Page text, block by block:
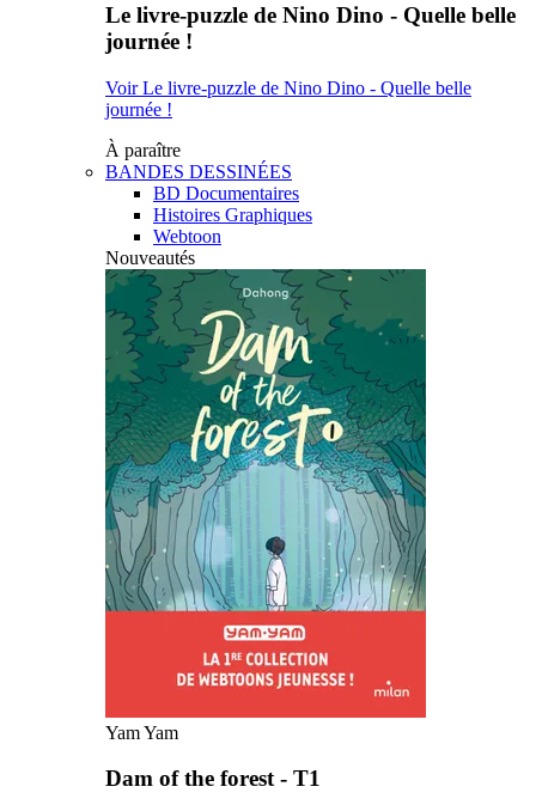
Le livre-puzzle de Nino Dino - Quelle belle
journée !
Voir Le livre-puzzle de Nino Dino - Quelle belle
journée !
À paraître
BANDES DESSINÉES
BD Documentaires
Histoires Graphiques
Webtoon
Nouveautés
Yam Yam
Dam of the forest - T1